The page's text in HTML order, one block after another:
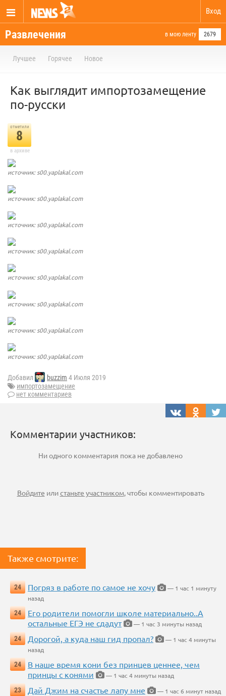
Вход
Развлечения в мою ленту 2679
Лучшее Горячее Новое
Как выглядит импортозамещение
по-русски
отметили
8
в архиве
источник: s00.yaplakal.com
источник: s00.yaplakal.com
источник: s00.yaplakal.com
источник: s00.yaplakal.com
источник: s00.yaplakal.com
источник: s00.yaplakal.com
источник: s00.yaplakal.com
источник: s00.yaplakal.com
Добавил buzzim 4 Июля 2019
импортозамещение
нет комментариев
Комментарии участников:
Ни одного комментария пока не добавлено
Войдите илистаньте участником, чтобы комментировать
Также смотрите:
24 Погряз в работе по самое не хочу
— 1 час 1 минуту
назад
24
Его родители помогли школе материально..А
остальные ЕГЭ не сдадут
— 1 час 3 минуты назад
24
Дорогой, а куда наш гид пропал?
— 1 час 4 минуты
назад
24
В наше время кони без принцев ценнее, чем
принцы с конями
— 1 час 4 минуты назад
23
Дай Джим на счастье лапу мне
— 1 час 6 минут назад